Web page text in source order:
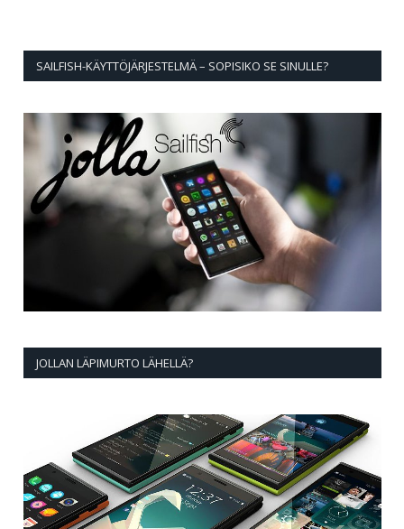
SAILFISH-KÄYTTÖJÄRJESTELMÄ – SOPISIKO SE SINULLE?
JOLLAN LÄPIMURTO LÄHELLÄ?